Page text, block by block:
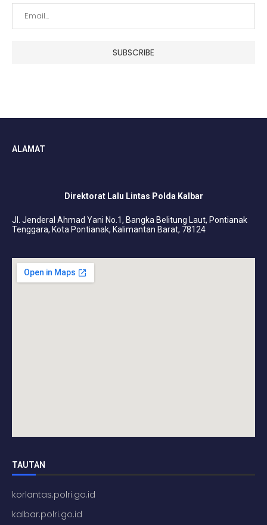
ALAMAT
Direktorat Lalu Lintas Polda Kalbar
Jl. Jenderal Ahmad Yani No.1, Bangka Belitung Laut, Pontianak
Tenggara, Kota Pontianak, Kalimantan Barat, 78124
TAUTAN
korlantas.polri.go.id
kalbar.polri.go.id